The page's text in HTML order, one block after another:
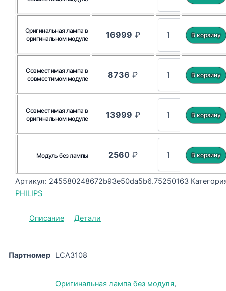
Оригинальная лампа в
оригинальном модуле
16999 ₽
Совместимая лампа в
совместимом модуле
8736 ₽
Совместимая лампа в
оригинальном модуле
13999 ₽
Модуль без лампы 2560₽
Артикул: 245580248672b93e50da5b6.75250163
PHILIPS
Описание Детали
Партномер LCA3108
Оригинальная лампа без модуля,